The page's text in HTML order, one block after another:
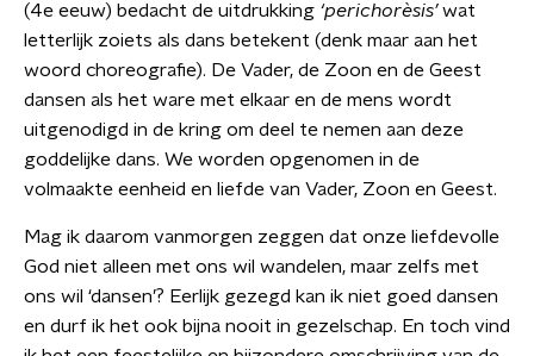
(4e eeuw) bedacht de uitdrukking ‘perichorèsis’wat
letterlijk zoiets als dans betekent (denk maar aan het
woord choreografie). De Vader, de Zoon en de Geest
dansen als het ware met elkaar en de mens wordt
uitgenodigd in de kring om deel te nemen aan deze
goddelijke dans. We worden opgenomen in de
volmaakte eenheid en liefde van Vader, Zoon en Geest.
Mag ik daarom vanmorgen zeggen dat onze liefdevolle
God niet alleen met ons wil wandelen, maar zelfs met
ons wil ‘dansen’? Eerlijk gezegd kan ik niet goed dansen
en durf ik het ook bijna nooit in gezelschap. En toch vind